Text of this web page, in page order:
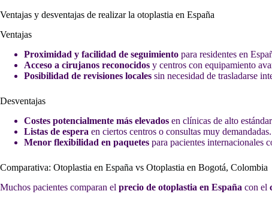
Ventajas y desventajas de realizar la otoplastia en España
Ventajas
Proximidad y facilidad de seguimiento para residentes en
Acceso a cirujanos reconocidos y centros con equipamiento
Posibilidad de revisiones locales sin necesidad de trasladarse
Desventajas
Costes potencialmente más elevados en clínicas de alto
Listas de espera en ciertos centros o consultas muy demandadas.
Menor flexibilidad en paquetes para pacientes internacionales
Comparativa: Otoplastia en España vs Otoplastia en Bogotá, Colombia
Muchos pacientes comparan el precio de otoplastia en España con el